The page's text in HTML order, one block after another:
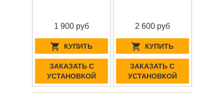
1 900 руб
КУПИТЬ
ЗАКАЗАТЬ С
УСТАНОВКОЙ
2 600 руб
КУПИТЬ
ЗАКАЗАТЬ С
УСТАНОВКОЙ